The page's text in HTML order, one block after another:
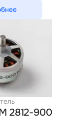
2812-900